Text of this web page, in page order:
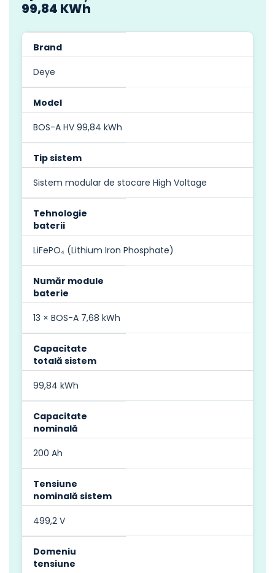
99,84 KWh
Brand
Deye
Model
BOS-A HV 99,84 kWh
Tip sistem
Sistem modular de stocare High Voltage
Tehnologie
baterii
LiFePO₄ (Lithium Iron Phosphate)
Număr module
baterie
13 × BOS-A 7,68 kWh
Capacitate
totală sistem
99,84 kWh
Capacitate
nominală
200 Ah
Tensiune
nominală sistem
499,2 V
Domeniu
tensiune